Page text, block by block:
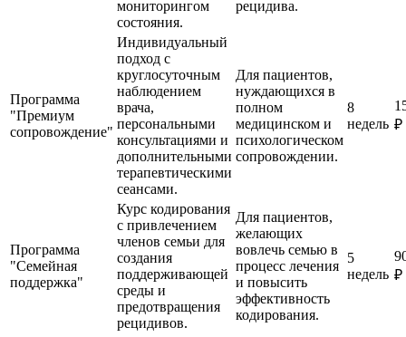
мониторингом
состояния.
рецидива.
Программа
"Премиум
сопровождение"
Индивидуальный
подход с
круглосуточным
наблюдением
врача,
персональными
консультациями и
дополнительными
терапевтическими
сеансами.
Для пациентов,
нуждающихся в
полном
медицинском и
психологическом
сопровождении.
8
недель ₽
Программа
"Семейная
поддержка"
Курс кодирования
с привлечением
членов семьи для
создания
поддерживающей
среды и
предотвращения
рецидивов.
Для пациентов,
желающих
вовлечь семью в
процесс лечения
и повысить
эффективность
кодирования.
5
недель ₽